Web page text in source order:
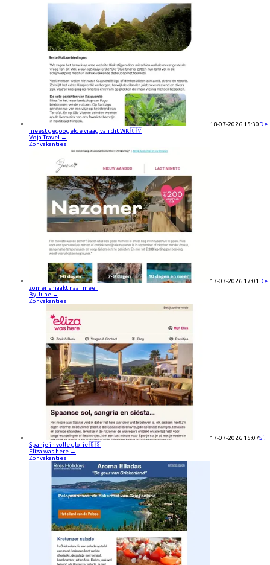
18-07-2026 15:30De
meest gegoogelde vraag van dit WK 🇨🇻
Voja Travel →
Zonvakanties
17-07-2026 17:01 De
zomer smaakt naar meer
By June →
Zonvakanties
17-07-2026 15:07Sí!
Spanje in volle glorie 🇪🇸
Eliza was here →
Zonvakanties